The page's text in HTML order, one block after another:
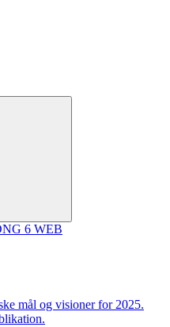
mål og visioner for 2025.